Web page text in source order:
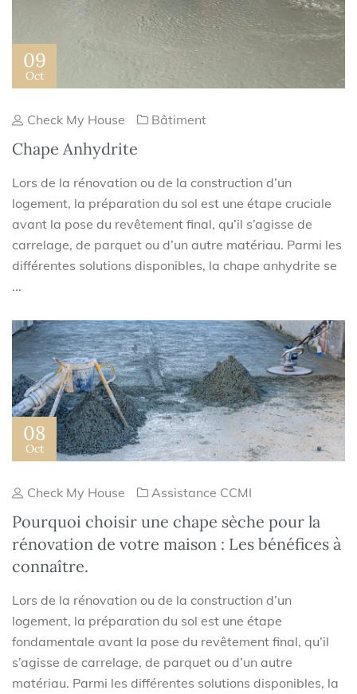
09
Oct
Check My House Bâtiment
Chape Anhydrite
Lors de la rénovation ou de la construction d’un
logement, la préparation du sol est une étape cruciale
avant la pose du revêtement final, qu’il s’agisse de
carrelage, de parquet ou d’un autre matériau. Parmi les
différentes solutions disponibles, la chape anhydrite se
...
08
Oct
Check My House Assistance CCMI
Pourquoi choisir une chape sèche pour la
rénovation de votre maison : Les bénéfices à
connaître.
Lors de la rénovation ou de la construction d’un
logement, la préparation du sol est une étape
fondamentale avant la pose du revêtement final, qu’il
s’agisse de carrelage, de parquet ou d’un autre
matériau. Parmi les différentes solutions disponibles, la